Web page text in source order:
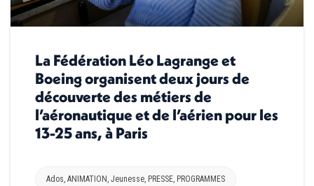
La Fédération Léo Lagrange et
Boeing organisent deux jours de
découverte des métiers de
l’aéronautique et de l’aérien pour les
13-25 ans, à Paris
Ados, ANIMATION , Jeunesse, PRESSE, PROGRAMMES